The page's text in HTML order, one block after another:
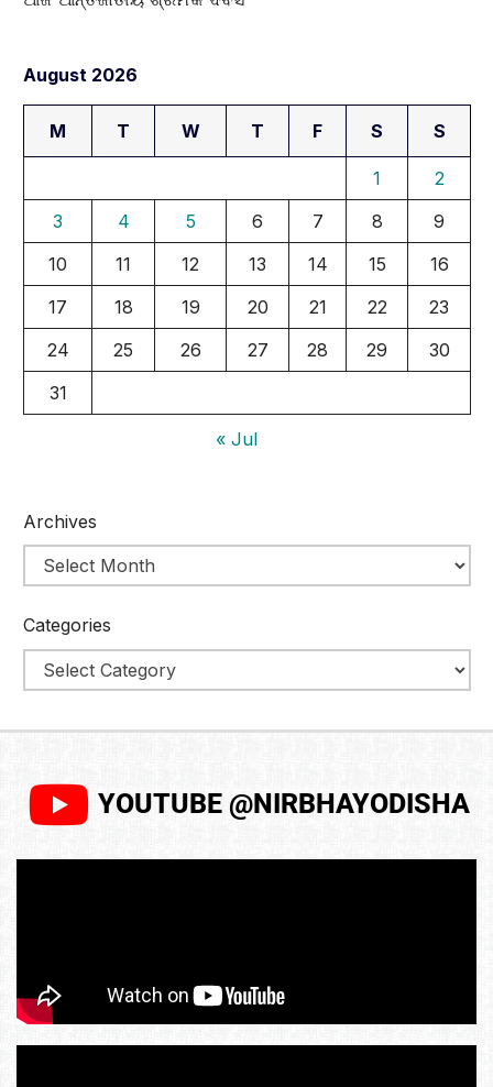
August 2026
M T W T F S S
1
2
3
4 5 6 7 8
9
10
11 12 13 14 15
16
17
18 19 20 21 22
23
24
25 26 27 28 29
30
31
« Jul
Archives
Categories
YOUTUBE @NIRBHAYODISHA